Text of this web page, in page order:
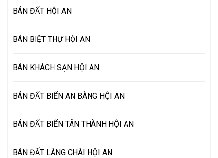
BÁN ĐẤT HỘI AN
BÁN BIỆT THỰ HỘI AN
BÁN KHÁCH SẠN HỘI AN
BÁN ĐẤT BIỂN AN BÀNG HỘI AN
BÁN ĐẤT BIỂN TÂN THÀNH HỘI AN
BÁN ĐẤT LÀNG CHÀI HỘI AN